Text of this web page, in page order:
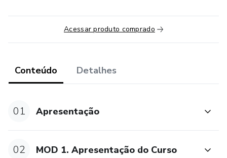
5. Normas Técnicas e de Avaliação
7. Dimensões da Qualidade
9. Metodologia ONA
Acessar produto comprado
Conteúdo Detalhes
01 Apresentação
02 MOD 1. Apresentação do Curso